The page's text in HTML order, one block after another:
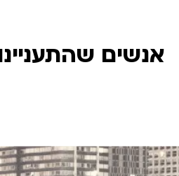
אנשים